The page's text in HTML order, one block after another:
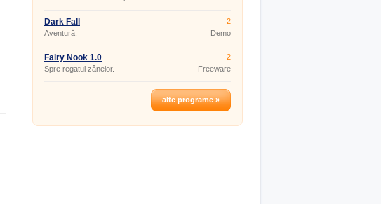
Dark Fall
Aventură.
2
Demo
Fairy Nook 1.0
Spre regatul zânelor.
2
Freeware
alte programe »